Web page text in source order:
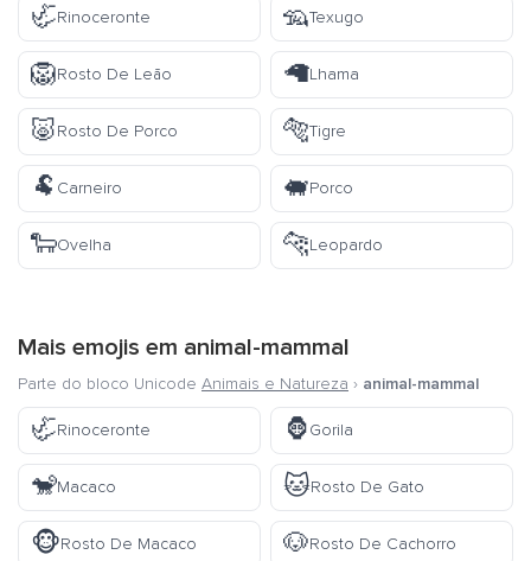
🦏Rinoceronte 🦡Texugo
🦁Rosto De Leão 🦙Lhama
🐷Rosto De Porco 🐅Tigre
🐏 Carneiro 🐖Porco
🐑Ovelha 🐆Leopardo
Mais emojis em animal-mammal
Parte do bloco Unicode Animais e Natureza › animal-mammal
🦏Rinoceronte 🦍Gorila
🐒Macaco 🐱Rosto De Gato
🐵Rosto De Macaco 🐶Rosto De Cachorro